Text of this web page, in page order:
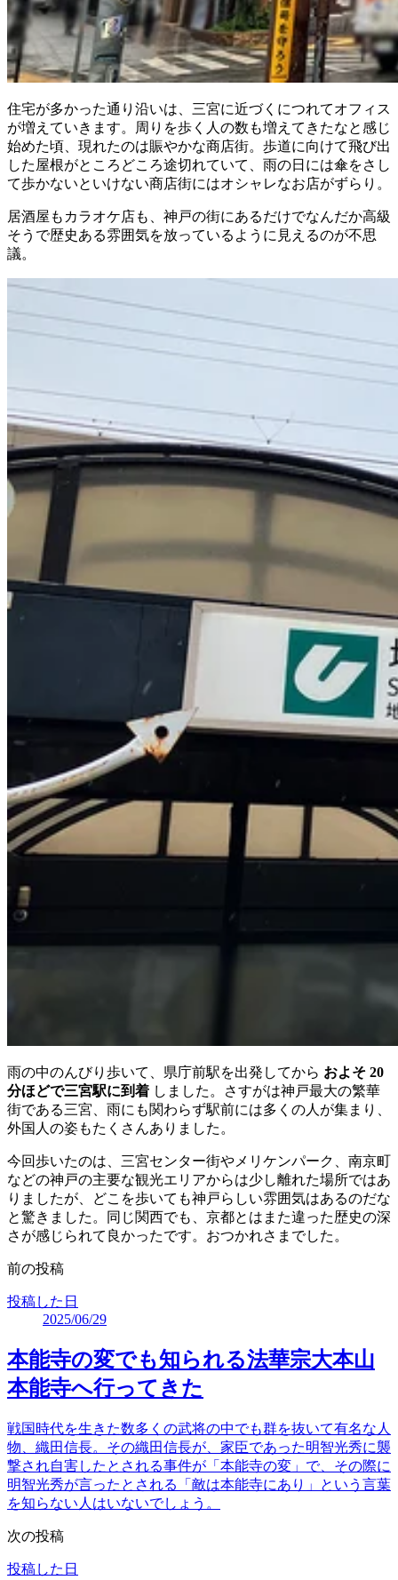
住宅が多かった通り沿いは、三宮に近づくにつれてオフィス
が増えていきます。周りを歩く人の数も増えてきたなと感じ
始めた頃、現れたのは賑やかな商店街。歩道に向けて飛び出
した屋根がところどころ途切れていて、雨の日には傘をさし
て歩かないといけない商店街にはオシャレなお店がずらり。
居酒屋もカラオケ店も、神戸の街にあるだけでなんだか高級
そうで歴史ある雰囲気を放っているように見えるのが不思
議。
雨の中のんびり歩いて、県庁前駅を出発してから およそ 20
分ほどで三宮駅に到着 しました。さすがは神戸最大の繁華
街である三宮、雨にも関わらず駅前には多くの人が集まり、
外国人の姿もたくさんありました。
今回歩いたのは、三宮センター街やメリケンパーク、南京町
などの神戸の主要な観光エリアからは少し離れた場所ではあ
りましたが、どこを歩いても神戸らしい雰囲気はあるのだな
と驚きました。同じ関西でも、京都とはまた違った歴史の深
さが感じられて良かったです。おつかれさまでした。
前の投稿
投稿した日
2025/06/29
本能寺の変でも知られる法華宗大本山
本能寺へ行ってきた
戦国時代を生きた数多くの武将の中でも群を抜いて有名な人
物、織田信長。その織田信長が、家臣であった明智光秀に襲
撃され自害したとされる事件が「本能寺の変」で、その際に
明智光秀が言ったとされる「敵は本能寺にあり」という言葉
を知らない人はいないでしょう。
次の投稿
投稿した日